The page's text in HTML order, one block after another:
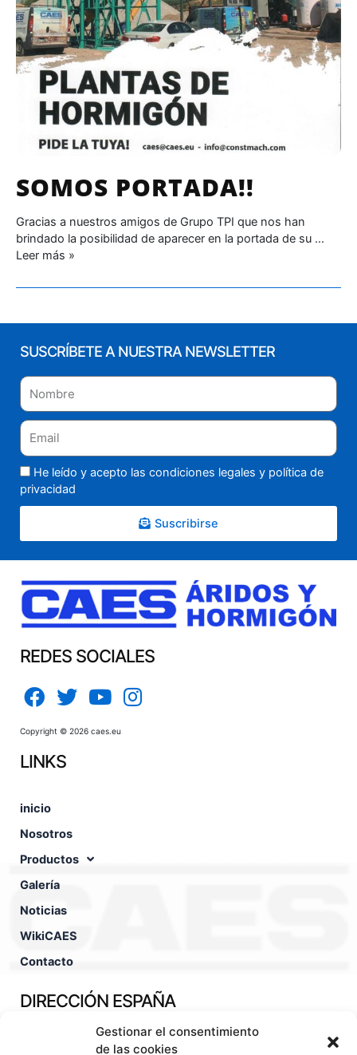
Gestionar el consentimiento
de las cookies
SOMOS PORTADA!!
Gracias a nuestros amigos de Grupo TPI que nos han
brindado la posibilidad de aparecer en la portada de su …
Leer más »
SUSCRÍBETE A NUESTRA NEWSLETTER
He leído y acepto las condiciones legales y política de
privacidad
Suscribirse
REDES SOCIALES
Copyright © 2026 caes.eu
LINKS
inicio
Nosotros
Productos
Galería
Noticias
WikiCAES
Contacto
DIRECCIÓN ESPAÑA
Pol. Ind. Fuente Techada Calle León Felipe, nº30 45450 -
Orgaz - Toledo - España